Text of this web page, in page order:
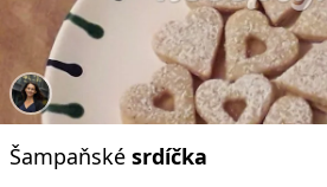
Šampaňské srdíčka